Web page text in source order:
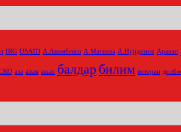
IRG USAID А.Акимбеков А.Матиева А.Нурдинов Араван
аза азык акын балдар билим ветеран